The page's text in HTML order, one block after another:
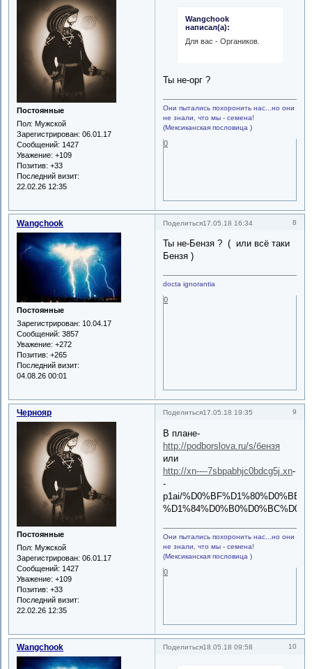
Постоянные
Пол: Мужской
Зарегистрирован: 06.01.17
Сообщений: 1427
Уважение: +109
Позитив: +33
Последний визит:
22.02.26 12:35
Wangchook
написал(а):
Для вас - Органиков.
Ты не-орг ?
Они пытались похоронить нас...но они
не знали, что мы - семена!
(Мексиканская пословица )
0
Поделиться 8
17.05.18 16:34
Wangchook
Постоянные
Зарегистрирован: 10.04.17
Сообщений: 3857
Уважение: +272
Позитив: +265
Последний визит:
04.08.26 00:01
Ты не-Бензя ? ( или всё таки
Бензя )
docta ignorantia
0
Поделиться 9
17.05.18 19:35
Чернояр
Постоянные
Пол: Мужской
Зарегистрирован: 06.01.17
Сообщений: 1427
Уважение: +109
Позитив: +33
Последний визит:
22.02.26 12:35
В плане-
http://podborslova.ru/s/бензя
или
http://xn----7sbpabhjc0bdcg5j.xn-
-
p1ai/
Они пытались похоронить нас...но они
не знали, что мы - семена!
(Мексиканская пословица )
0
Поделиться 10
18.05.18 09:58
Wangchook